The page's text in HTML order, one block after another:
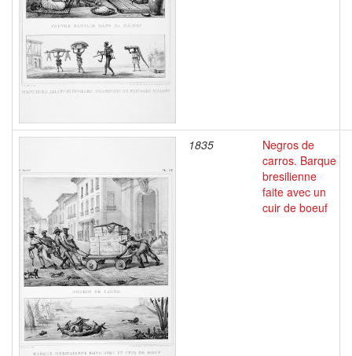
1835
Negros de
carros. Barque
bresilienne
faite avec un
cuir de boeuf